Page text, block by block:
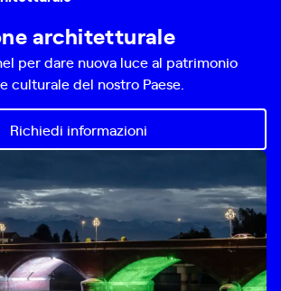
architetturale
per dare nuova luce al patrimonio
culturale del nostro Paese.
Richiedi informazioni